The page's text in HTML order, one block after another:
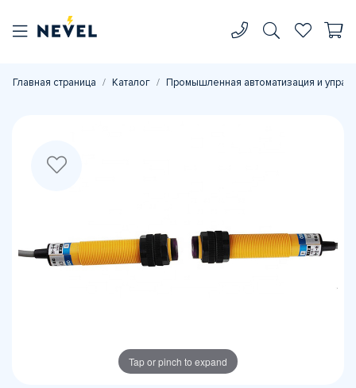
Главная страница Каталог Промышленная автоматизация и
Tap or pinch to expand